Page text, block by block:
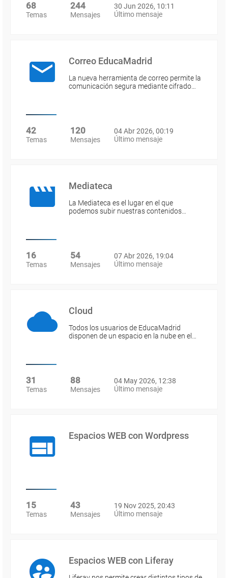
68
Temas
244
Mensajes
30 Jun 2026, 10:11
Último mensaje
Correo EducaMadrid
La nueva herramienta de correo permite la
comunicación segura mediante cifrado…
42
Temas
120
Mensajes
04 Abr 2026, 00:19
Último mensaje
Mediateca
La Mediateca es el lugar en el que
podemos subir nuestras contenidos…
16
Temas
54
Mensajes
07 Abr 2026, 19:04
Último mensaje
Cloud
Todos los usuarios de EducaMadrid
disponen de un espacio en la nube en el…
31
Temas
88
Mensajes
04 May 2026, 12:38
Último mensaje
Espacios WEB con Wordpress
15
Temas
43
Mensajes
19 Nov 2025, 20:43
Último mensaje
Espacios WEB con Liferay